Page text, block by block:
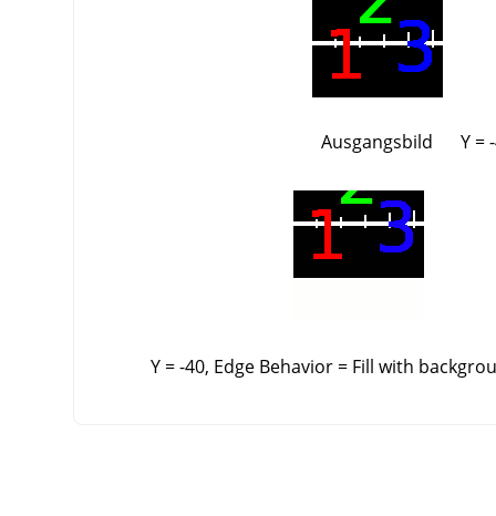
Ausgangsbild Y =
Y = -40, Edge Behavior = Fill with